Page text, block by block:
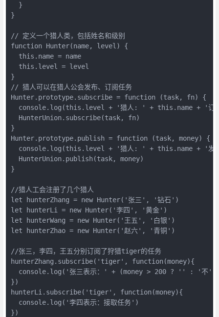
  }
}
// 定义一个猎人类，包括姓名和级别
function Hunter(name, level) {
  this.name = name
  this.level = level
}
// 猎人可以在猎人公会发布、订阅任务
Hunter.prototype.subscribe = function (task, fn) {
console.log(this.level + '猎人: ' + this.name + '订
  HunterUnion.subscribe(task, fn)
}
Hunter.prototype.publish = function (task, money) {
console.log(this.level + '猎人: ' + this.name + '发
  HunterUnion.publish(task, money)
}
//猎人工会注册了几个猎人
let hunterZhang = new Hunter('张三', '钻石')
let hunterLi = new Hunter('李四', '黄金')
let hunterWang = new Hunter('王五', '白银')
let hunterZhao = new Hunter('赵六', '青铜')
//张三，李四，王五分别订阅了狩猎tiger的任务
hunterZhang.subscribe('tiger', function(money){
console.log('张三表示：' + (money > 200 ? '' : '不')
})
hunterLi.subscribe('tiger', function(money){
  console.log('李四表示：接取任务')
})